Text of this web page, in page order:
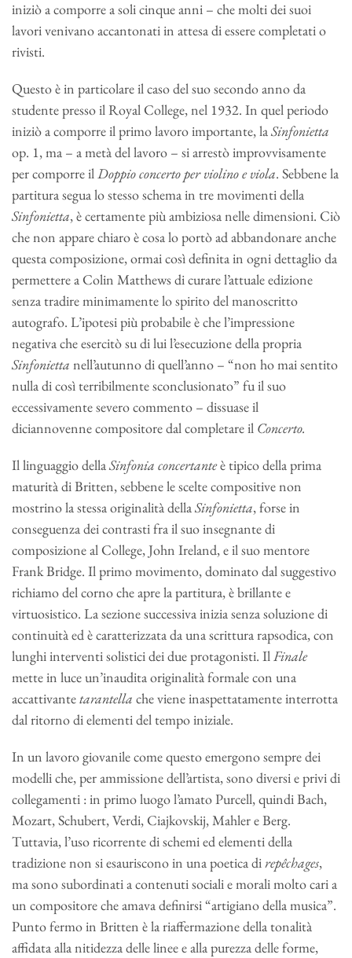
iniziò a comporre a soli cinque anni – che molti dei suoi
lavori venivano accantonati in attesa di essere completati o
rivisti.
Questo è in particolare il caso del suo secondo anno da
studente presso il Royal College, nel 1932. In quel periodo
iniziò a comporre il primo lavoro importante, laSinfonietta
op. 1, ma – a metà del lavoro – si arrestò improvvisamente
per comporre ilDoppio concerto per violino e viola. Sebbene la
partitura segua lo stesso schema in tre movimenti della
Sinfonietta, è certamente più ambiziosa nelle dimensioni. Ciò
che non appare chiaro è cosa lo portò ad abbandonare anche
questa composizione, ormai così definita in ogni dettaglio da
permettere a Colin Matthews di curare l’attuale edizione
senza tradire minimamente lo spirito del manoscritto
autografo. L’ipotesi più probabile è che l’impressione
negativa che esercitò su di lui l’esecuzione della propria
Sinfonietta nell’autunno di quell’anno – “non ho mai sentito
nulla di così terribilmente sconclusionato” fu il suo
eccessivamente severo commento – dissuase il
diciannovenne compositore dal completare il Concerto.
Il linguaggio dellaSinfonia concertanteè tipico della prima
maturità di Britten, sebbene le scelte compositive non
mostrino la stessa originalità dellaSinfonietta, forse in
conseguenza dei contrasti fra il suo insegnante di
composizione al College, John Ireland, e il suo mentore
Frank Bridge. Il primo movimento, dominato dal suggestivo
richiamo del corno che apre la partitura, è brillante e
virtuosistico. La sezione successiva inizia senza soluzione di
continuità ed è caratterizzata da una scrittura rapsodica, con
lunghi interventi solistici dei due protagonisti. IlFinale
mette in luce un’inaudita originalità formale con una
accattivantetarantella che viene inaspettatamente interrotta
dal ritorno di elementi del tempo iniziale.
In un lavoro giovanile come questo emergono sempre dei
modelli che, per ammissione dell’artista, sono diversi e privi di
collegamenti : in primo luogo l’amato Purcell, quindi Bach,
Mozart, Schubert, Verdi, Ciajkovskij, Mahler e Berg.
Tuttavia, l’uso ricorrente di schemi ed elementi della
tradizione non si esauriscono in una poetica direpêchages,
ma sono subordinati a contenuti sociali e morali molto cari a
un compositore che amava definirsi “artigiano della musica”.
Punto fermo in Britten è la riaffermazione della tonalità
affidata alla nitidezza delle linee e alla purezza delle forme,